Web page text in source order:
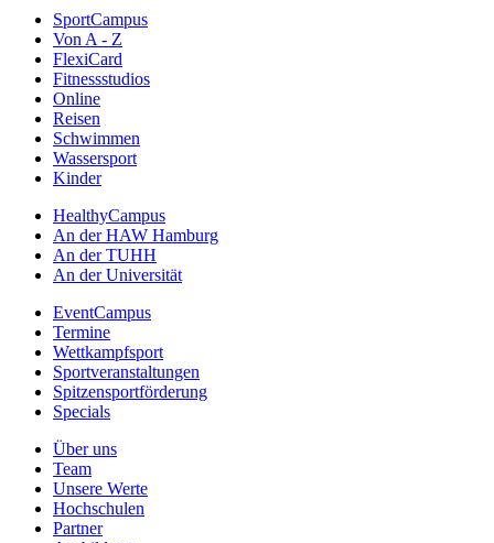
SportCampus
Von A - Z
FlexiCard
Fitnessstudios
Online
Reisen
Schwimmen
Wassersport
Kinder
HealthyCampus
An der HAW Hamburg
An der TUHH
An der Universität
EventCampus
Termine
Wettkampfsport
Sportveranstaltungen
Spitzensportförderung
Specials
Über uns
Team
Unsere Werte
Hochschulen
Partner